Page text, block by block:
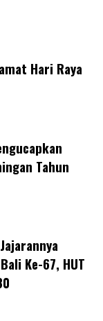
Hari Raya
Tahun
Ke-67, HUT